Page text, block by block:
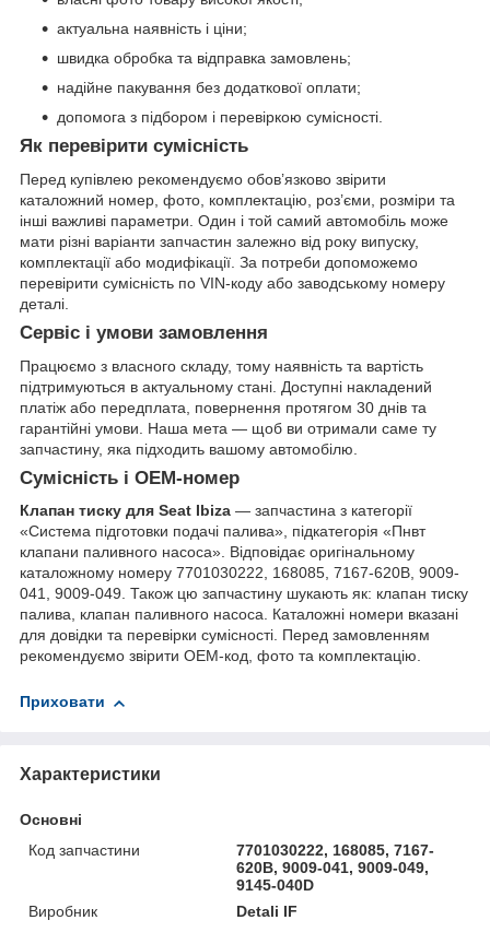
актуальна наявність і ціни;
швидка обробка та відправка замовлень;
надійне пакування без додаткової оплати;
допомога з підбором і перевіркою сумісності.
Як перевірити сумісність
Перед купівлею рекомендуємо обов’язково звірити
каталожний номер, фото, комплектацію, роз’єми, розміри та
інші важливі параметри. Один і той самий автомобіль може
мати різні варіанти запчастин залежно від року випуску,
комплектації або модифікації. За потреби допоможемо
перевірити сумісність по VIN-коду або заводському номеру
деталі.
Сервіс і умови замовлення
Працюємо з власного складу, тому наявність та вартість
підтримуються в актуальному стані. Доступні накладений
платіж або передплата, повернення протягом 30 днів та
гарантійні умови. Наша мета — щоб ви отримали саме ту
запчастину, яка підходить вашому автомобілю.
Сумісність і OEM-номер
Клапан тиску для Seat Ibiza — запчастина з категорії
«Система підготовки подачі палива», підкатегорія «Пнвт
клапани паливного насоса». Відповідає оригінальному
каталожному номеру 7701030222, 168085, 7167-620B, 9009-
041, 9009-049. Також цю запчастину шукають як: клапан тиску
палива, клапан паливного насоса. Каталожні номери вказані
для довідки та перевірки сумісності. Перед замовленням
рекомендуємо звірити OEM-код, фото та комплектацію.
Приховати
Характеристики
Основні
Код запчастини
7701030222, 168085, 7167-
620B, 9009-041, 9009-049,
9145-040D
Виробник
Detali IF